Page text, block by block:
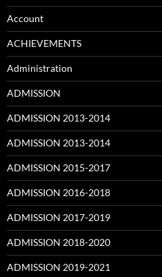
Account
ACHIEVEMENTS
Administration
ADMISSION
ADMISSION 2013-2014
ADMISSION 2013-2014
ADMISSION 2015-2017
ADMISSION 2016-2018
ADMISSION 2017-2019
ADMISSION 2018-2020
ADMISSION 2019-2021